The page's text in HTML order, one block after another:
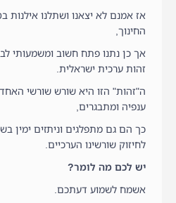
אז אמנם לא יצאנו ושתלנו
החינוך,
אך כן נתנו פתח חשוב ומשמעותי
זהות ערכית ישראלית.
ה"זהות" הזו היא שורש שורשי
ענפיה ומתבגרים,
כך הם גם מתפלגים וניתזים ימין
לחיזוק שורשינו הערכיים.
יש לכם מה לומר?
אשמח לשמוע דעתכם.